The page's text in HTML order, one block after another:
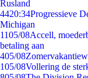
Rusland
4420:34Progressieve
Michigan
1105/08Accell,
betaling aan
405/08
105/08Vollering de